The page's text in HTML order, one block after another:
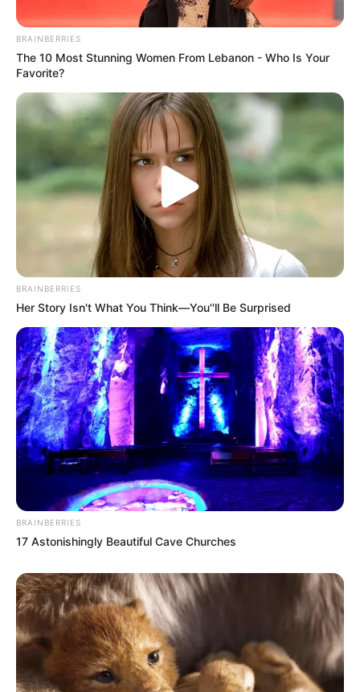
wieder genießen werden. Probieren Sie dieses
Rezept aus und lassen Sie sich von seinem
köstlichen Geschmack überzeugen! Guten
Appetit!
BRAINBERRIES
The 10 Most Stunning Women From Lebanon - Who Is Your
Favorite?
BRAINBERRIES
Her Story Isn't What You Think—You''ll Be Surprised
BRAINBERRIES
17 Astonishingly Beautiful Cave Churches